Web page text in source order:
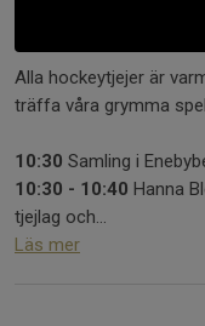
Alla hockeytjejer är
träffa våra grymma
10:30 Samling i
10:30 - 10:40 Hanna
tjejlag och...
Läs mer